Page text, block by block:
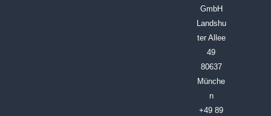
GmbH
Landshu
ter Allee
49
80637
Münche
n
+49 89